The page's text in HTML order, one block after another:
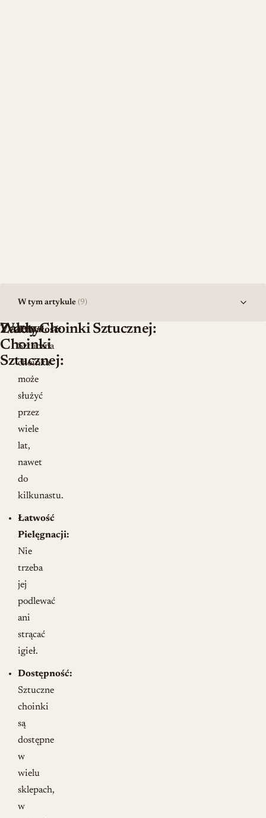
W tym artykule (9)
Zalety
Choinki
Sztucznej:
Trwałość:
Sztuczna
choinka
może
służyć
przez
wiele
lat,
nawet
do
kilkunastu.
Łatwość
Pielęgnacji:
Nie
trzeba
jej
podlewać
ani
strącać
igieł.
Dostępność:
Sztuczne
choinki
są
dostępne
w
wielu
sklepach,
w
Wady Choinki Sztucznej: